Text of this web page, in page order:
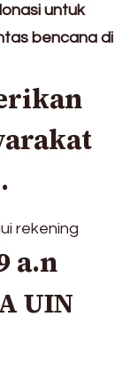
untuk
bencana di
rekening
a.n
UIN